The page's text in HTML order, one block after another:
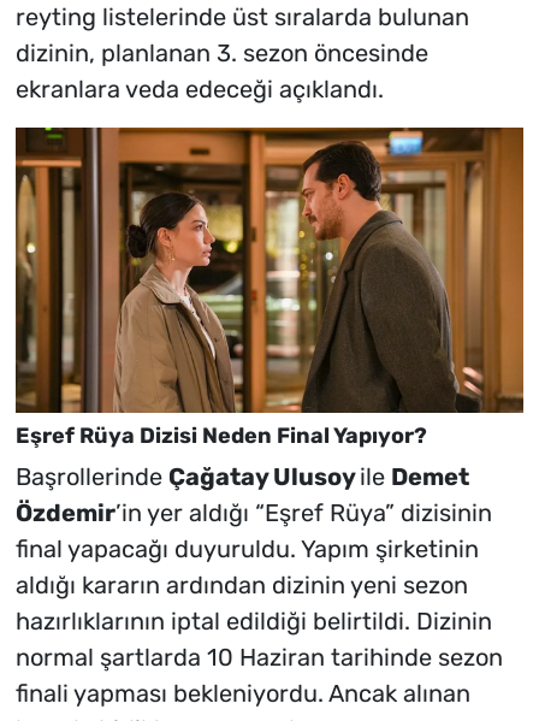
reyting listelerinde üst sıralarda bulunan
dizinin, planlanan 3. sezon öncesinde
ekranlara veda edeceği açıklandı.
Eşref Rüya Dizisi Neden Final Yapıyor?
Başrollerinde Çağatay Ulusoyile Demet
Özdemir’in yer aldığı “Eşref Rüya” dizisinin
final yapacağı duyuruldu. Yapım şirketinin
aldığı kararın ardından dizinin yeni sezon
hazırlıklarının iptal edildiği belirtildi. Dizinin
normal şartlarda 10 Haziran tarihinde sezon
finali yapması bekleniyordu. Ancak alınan